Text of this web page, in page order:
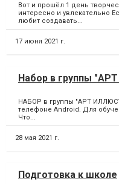
Вот и прошёл 1 день
интересно и увлекательно
любит создавать...
17 июня 2021 г.
Набор в группы
НАБОР в группы "АРТ
телефоне Android. Для
Что...
28 мая 2021 г.
Подготовка к школе